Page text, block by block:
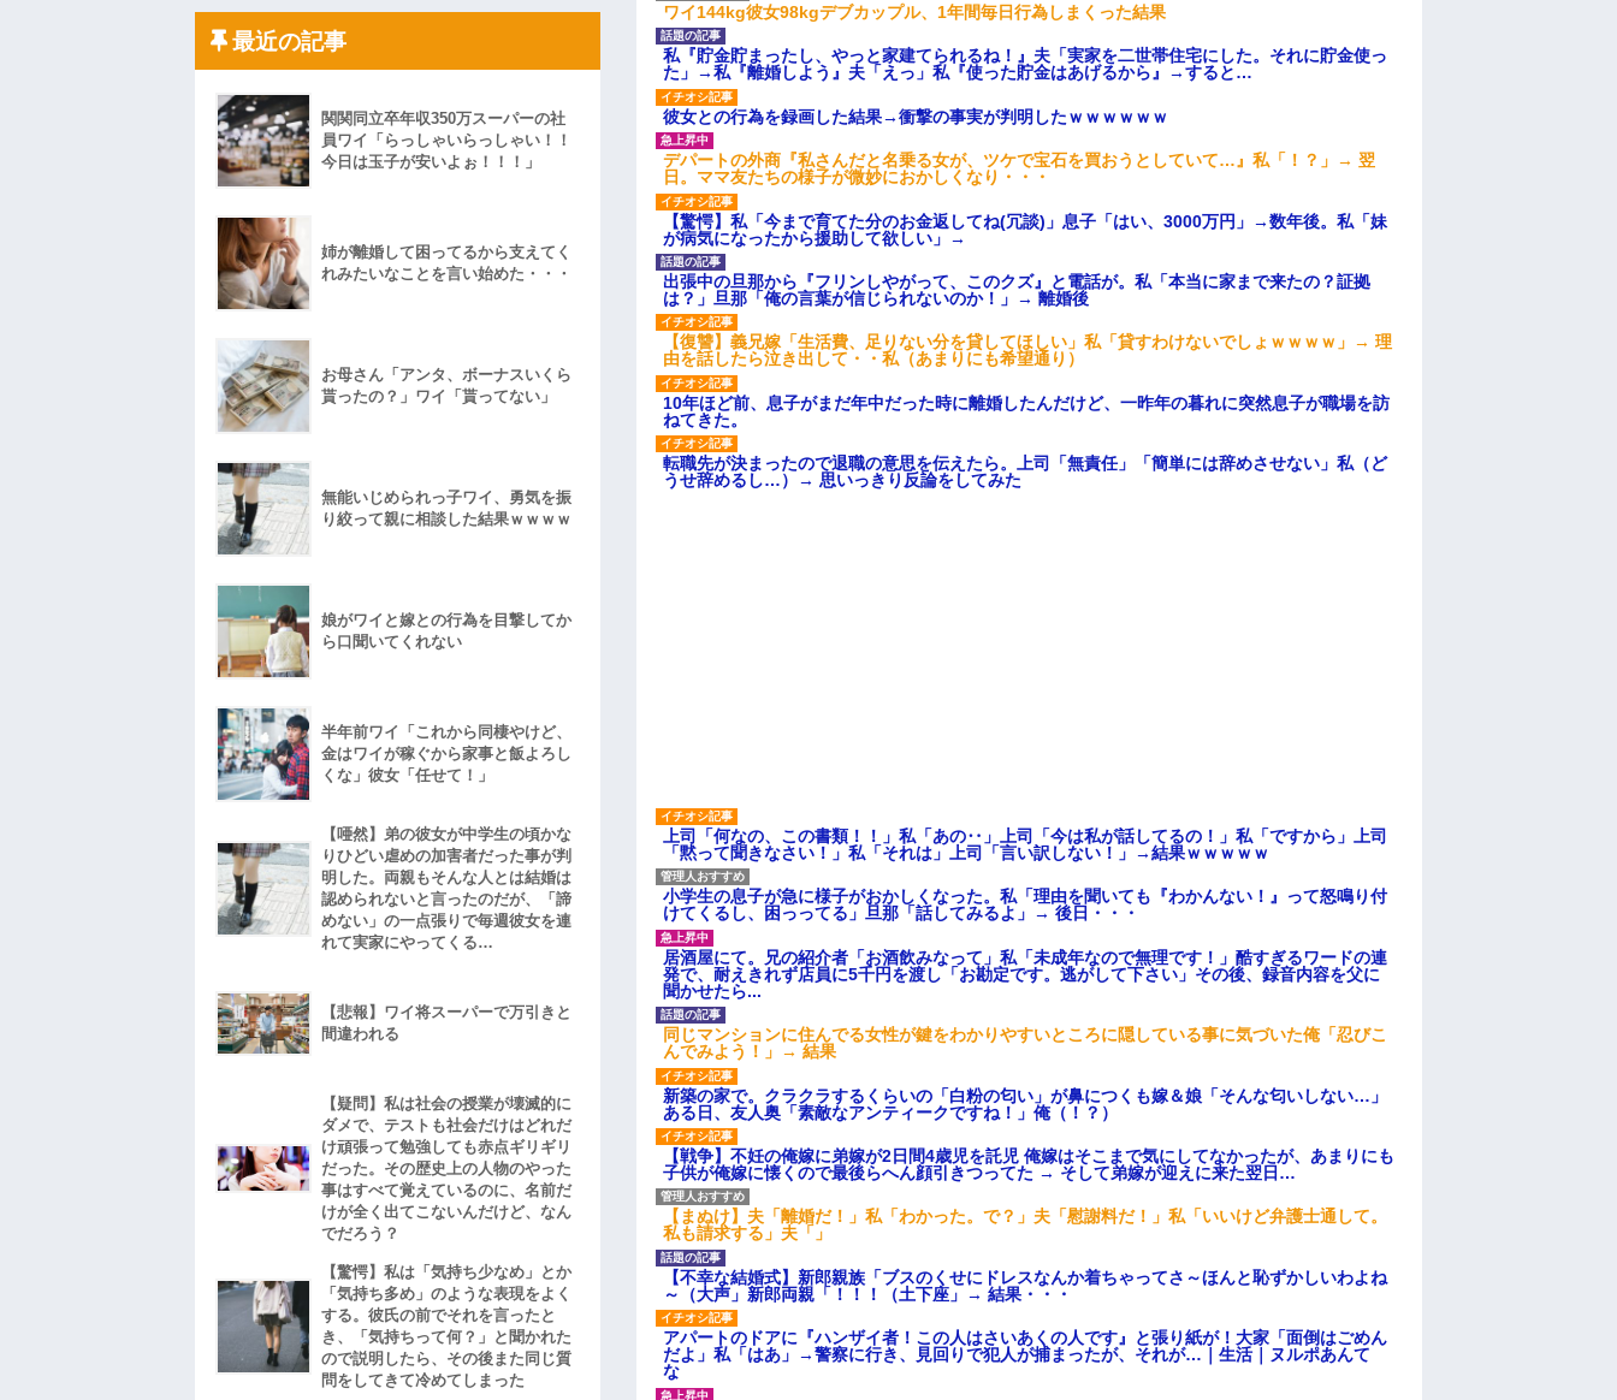
ワイ144kg彼女98kgデブカップル、1年間毎日行為しまくった結果
私『貯金貯まったし、やっと家建てられるね！』夫「実家を二世帯住宅にした。それに貯金使っ
た」→私『離婚しよう』夫「えっ」私『使った貯金はあげるから』→すると…
彼女との行為を録画した結果→衝撃の事実が判明したｗｗｗｗｗｗ
デパートの外商『私さんだと名乗る女が、ツケで宝石を買おうとしていて…』私「！？」→ 翌
日。ママ友たちの様子が微妙におかしくなり・・・
【驚愕】私「今まで育てた分のお金返してね(冗談)」息子「はい、3000万円」→数年後。私「妹
が病気になったから援助して欲しい」→
出張中の旦那から『フリンしやがって、このクズ』と電話が。私「本当に家まで来たの？証拠
は？」旦那「俺の言葉が信じられないのか！」→ 離婚後
【復讐】義兄嫁「生活費、足りない分を貸してほしい」私「貸すわけないでしょｗｗｗｗ」→ 理
由を話したら泣き出して・・私（あまりにも希望通り）
10年ほど前、息子がまだ年中だった時に離婚したんだけど、一昨年の暮れに突然息子が職場を訪
ねてきた。
転職先が決まったので退職の意思を伝えたら。上司「無責任」「簡単には辞めさせない」私（ど
うせ辞めるし…）→ 思いっきり反論をしてみた
上司「何なの、この書類！！」私「あの‥」上司「今は私が話してるの！」私「ですから」上司
「黙って聞きなさい！」私「それは」上司「言い訳しない！」→結果ｗｗｗｗｗ
小学生の息子が急に様子がおかしくなった。私「理由を聞いても『わかんない！』って怒鳴り付
けてくるし、困っってる」旦那「話してみるよ」→ 後日・・・
居酒屋にて。兄の紹介者「お酒飲みなって」私「未成年なので無理です！」酷すぎるワードの連
発で、耐えきれず店員に5千円を渡し「お勘定です。逃がして下さい」その後、録音内容を父に
聞かせたら...
同じマンションに住んでる女性が鍵をわかりやすいところに隠している事に気づいた俺「忍びこ
んでみよう！」→ 結果
新築の家で。クラクラするくらいの「白粉の匂い」が鼻につくも嫁＆娘「そんな匂いしない…」
ある日、友人奥「素敵なアンティークですね！」俺（！？）
【戦争】不妊の俺嫁に弟嫁が2日間4歳児を託児 俺嫁はそこまで気にしてなかったが、あまりにも
子供が俺嫁に懐くので最後らへん顔引きつってた → そして弟嫁が迎えに来た翌日…
【まぬけ】夫「離婚だ！」私「わかった。で？」夫「慰謝料だ！」私「いいけど弁護士通して。
私も請求する」夫「」
【不幸な結婚式】新郎親族「ブスのくせにドレスなんか着ちゃってさ～ほんと恥ずかしいわよね
～（大声」新郎両親「！！！（土下座」→ 結果・・・
アパートのドアに『ハンザイ者！この人はさいあくの人です』と張り紙が！大家「面倒はごめん
だよ」私「はあ」→警察に行き、見回りで犯人が捕まったが、それが…｜生活｜ヌルポあんて
な
最近の記事
関関同立卒年収350万スーパーの社
員ワイ「らっしゃいらっしゃい！！
今日は玉子が安いよぉ！！！」
姉が離婚して困ってるから支えてく
れみたいなことを言い始めた・・・
お母さん「アンタ、ボーナスいくら
貰ったの？」ワイ「貰ってない」
無能いじめられっ子ワイ、勇気を振
り絞って親に相談した結果ｗｗｗｗ
娘がワイと嫁との行為を目撃してか
ら口聞いてくれない
半年前ワイ「これから同棲やけど、
金はワイが稼ぐから家事と飯よろし
くな」彼女「任せて！」
【唖然】弟の彼女が中学生の頃かな
りひどい虐めの加害者だった事が判
明した。両親もそんな人とは結婚は
認められないと言ったのだが、「諦
めない」の一点張りで毎週彼女を連
れて実家にやってくる…
【悲報】ワイ将スーパーで万引きと
間違われる
【疑問】私は社会の授業が壊滅的に
ダメで、テストも社会だけはどれだ
け頑張って勉強しても赤点ギリギリ
だった。その歴史上の人物のやった
事はすべて覚えているのに、名前だ
けが全く出てこないんだけど、なん
でだろう？
【驚愕】私は「気持ち少なめ」とか
「気持ち多め」のような表現をよく
する。彼氏の前でそれを言ったと
き、「気持ちって何？」と聞かれた
ので説明したら、その後また同じ質
問をしてきて冷めてしまった